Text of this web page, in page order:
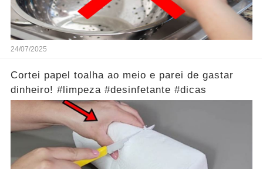
24/07/2025
Cortei papel toalha ao meio e parei de gastar
dinheiro! #limpeza #desinfetante #dicas